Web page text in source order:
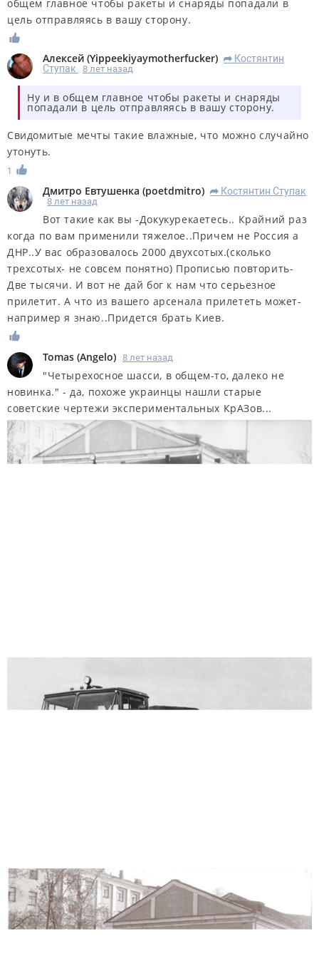
общем главное чтобы ракеты и снаряды попадали в
цель отправляясь в вашу сторону.
Алексей (Yippeekiyaymotherfucker) R Костянтин
Ступак
8 лет назад
Ну и в общем главное чтобы ракеты и снаряды
попадали в цель отправляясь в вашу сторону.
Свидомитые мечты такие влажные, что можно случайно
утонуть.
1
Дмитро Евтушенка (poetdmitro) R Костянтин Ступак
8 лет назад
Вот такие как вы -Докукурекаетесь.. Крайний раз
когда по вам применили тяжелое..Причем не Россия а
ДНР..У вас образовалось 2000 двухсотых.(сколько
трехсотых- не совсем понятно) Прописью повторить-
Две тысячи. И вот не дай бог к нам что серьезное
прилетит. А что из вашего арсенала прилететь может-
например я знаю..Придется брать Киев.
Tomas (Angelo) 8 лет назад
"Четырехосное шасси, в общем-то, далеко не
новинка." - да, похоже украинцы нашли старые
советские чертежи экспериментальных КрАЗов...